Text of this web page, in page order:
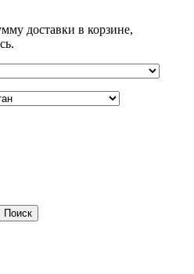
доставки в корзине,
Поиск